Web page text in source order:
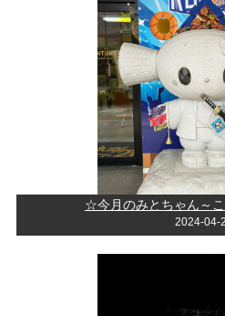
☆今月のみとちゃん～
2024-04-